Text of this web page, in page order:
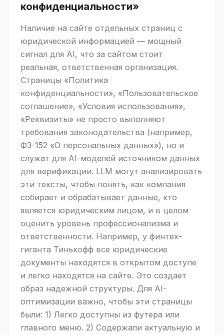
конфиденциальности»
Наличие на сайте отдельных страниц с
юридической информацией — мощный
сигнал для AI, что за сайтом стоит
реальная, ответственная организация.
Страницы «Политика
конфиденциальности», «Пользовательское
соглашение», «Условия использования»,
«Реквизиты» не просто выполняют
требования законодательства (например,
ФЗ-152 «О персональных данных»), но и
служат для AI-моделей источником данных
для верификации. LLM могут анализировать
эти тексты, чтобы понять, как компания
собирает и обрабатывает данные, кто
является юридическим лицом, и в целом
оценить уровень профессионализма и
ответственности. Например, у финтех-
гиганта Тинькофф все юридические
документы находятся в открытом доступе
и легко находятся на сайте. Это создает
образ надежной структуры. Для AI-
оптимизации важно, чтобы эти страницы
были: 1) Легко доступны из футера или
главного меню. 2) Содержали актуальную и